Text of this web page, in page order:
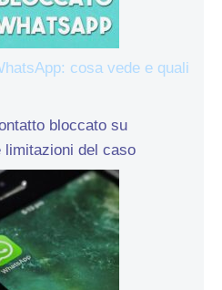
cosa vede e quali
bloccato su
limitazioni del caso